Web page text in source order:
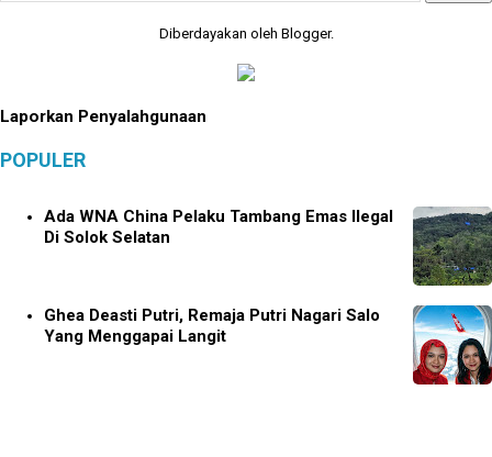
Diberdayakan oleh Blogger.
Laporkan Penyalahgunaan
POPULER
Ada WNA China Pelaku Tambang Emas Ilegal
Di Solok Selatan
Ghea Deasti Putri, Remaja Putri Nagari Salo
Yang Menggapai Langit